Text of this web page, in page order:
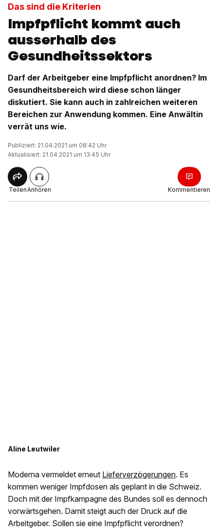
Das sind die Kriterien
Impfpflicht kommt auch
ausserhalb des
Gesundheitssektors
Darf der Arbeitgeber eine Impfpflicht anordnen? Im
Gesundheitsbereich wird diese schon länger
diskutiert. Sie kann auch in zahlreichen weiteren
Bereichen zur Anwendung kommen. Eine Anwältin
verrät uns wie.
Publiziert: 21.04.2021 um 08:42 Uhr
Aktualisiert: 21.04.2021 um 13:45 Uhr
TeilenAnhören Kommentieren
Aline Leutwiler
Moderna vermeldet erneut Lieferverzögerungen. Es
kommen weniger Impfdosen als geplant in die Schweiz.
Doch mit der Impfkampagne des Bundes soll es dennoch
vorwärtsgehen. Damit steigt auch der Druck auf die
Arbeitgeber. Sollen sie eine Impfpflicht verordnen?